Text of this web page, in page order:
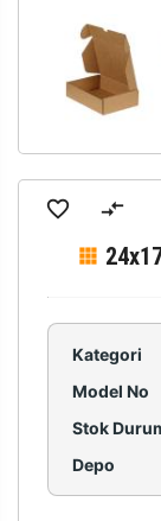
Kategori
Model No
Stok
Depo